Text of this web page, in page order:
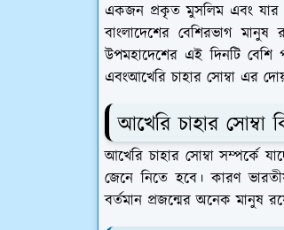
একজন প্রকৃত মুসলিম এবং যার
বাংলাদেশের বেশিরভাগ
উপমহাদেশের এই দিনটি
এবংআখেরি চাহার সোম্বা এর
আখেরি চাহার সোম্বা
আখেরি চাহার সোম্বা সম্পর্কে
জেনে নিতে হবে। কারণ
বর্তমান প্রজন্মের অনেক মানুষ